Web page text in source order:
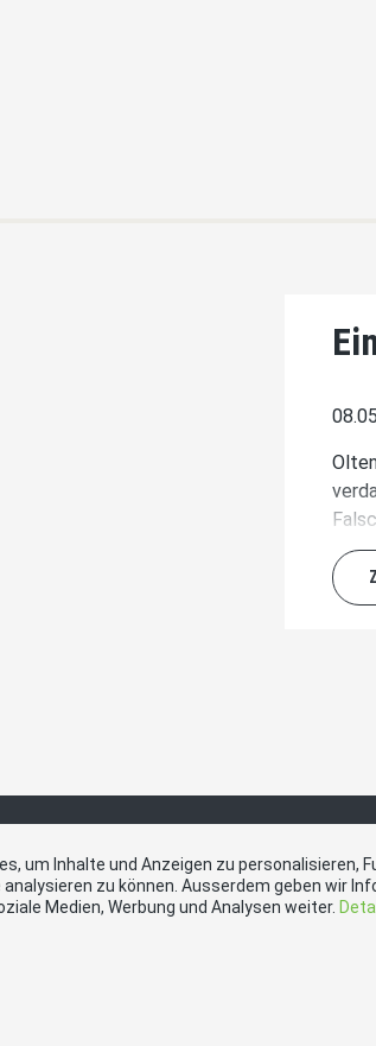
Kontakt
um Inhalte und Anzeigen zu
zu können. Ausserdem geben wir
Medien, Werbung und Analysen weiter.